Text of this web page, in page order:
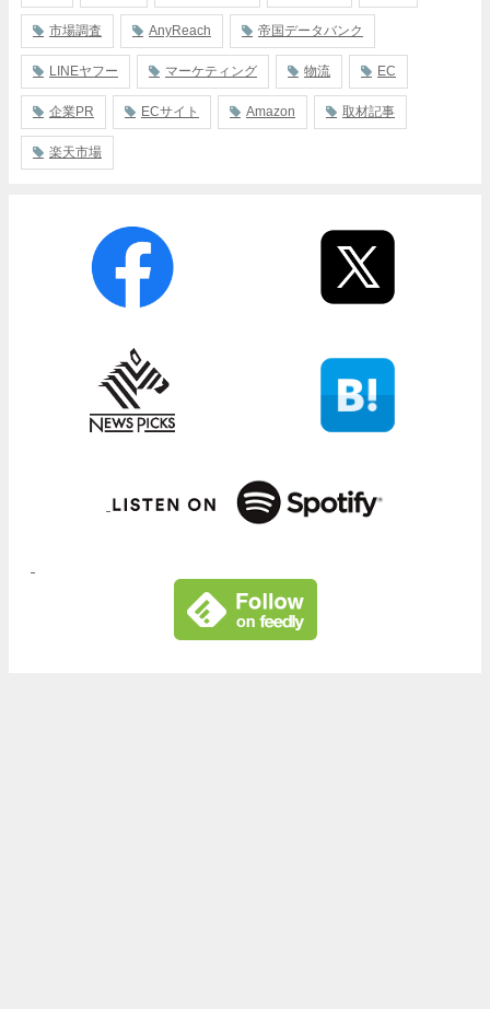
市場調査 AnyReach 帝国データバンク
LINEヤフー マーケティング 物流 EC
企業PR ECサイト Amazon 取材記事
楽天市場